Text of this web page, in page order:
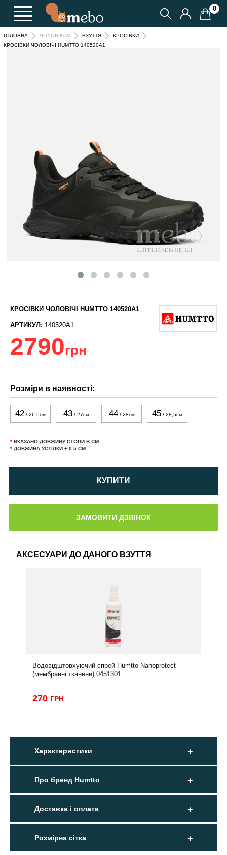
0
ГОЛОВНА ЧОЛОВІКАМ ВЗУТТЯ
КРОСІВКИ
КРОСІВКИ ЧОЛОВІЧІ HUMTTO 140520A1
КРОСІВКИ ЧОЛОВІЧІ HUMTTO 140520A1
АРТИКУЛ: 140520A1
2790грн
Розміри в наявності:
42 / 26.5см 43/ 27см 44/ 28см 45 / 28,5см
* ВКАЗАНО ДОВЖИНУ СТОПИ В СМ
* ДОВЖИНА УСТІЛКИ + 0.5 СМ
КУПИТИ
АКСЕСУАРИ ДО ДАНОГО ВЗУТТЯ
Водовідштовхуючий спрей Humtto Nanoprotect
(мембранні тканини) 0451301
270 ГРН
Характеристики
Про бренд Humtto
Доставка і оплата
Розмірна сітка